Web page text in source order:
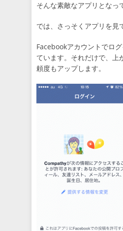
そんな素敵なアプリとなっ
では、さっそくアプリを見
Facebookアカウントでロ
ています。それだけで、上
頼度もアップします。